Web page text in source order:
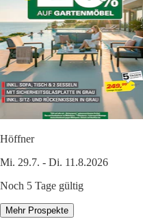
Höffner
Mi. 29.7. - Di. 11.8.2026
Noch 5 Tage gültig
Mehr Prospekte